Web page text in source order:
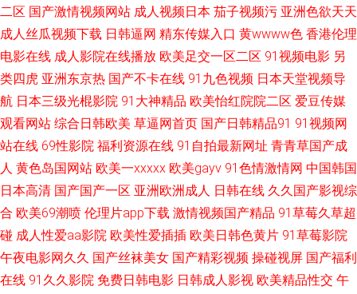
网 99超碰福利在线 欧美性爱网第一页 91久久比比资源色 精东影音av 国产日
韩欧美福利导航 不卡av网 先锋av成人色影院 a在线观看 亚洲αv二区 成人片
在线看 探花在线少妇 91最新视频 欧美成人超踫AⅤ 91麻豆竹菊国产精品一级
资源福利91 亚洲精品无码二区三区 国产日韩欧美福利导航 伊人青青 岛国三
级网站在线观看 夜夜女人国产精品 传媒视频高清一区传媒 四虎一线 91在线
国产视频观看免费 日韩国产av茶a 91污免费 欧美成人网视频在线 91巨乳黑
二区 国产激情视频网站 成人视频日本 茄子视频污 亚洲色欲天天
成人丝瓜视频下载 日韩逼网 精东传媒入口 黄wwww色 香港伦理
电影在线 成人影院在线播放 欧美足交一区二区 91视频电影 另
类四虎 亚洲东京热 国产不卡在线 91九色视频 日本天堂视频导
航 日本三级光棍影院 91大神精品 欧美怡红院院二区 爱豆传媒
观看网站 综合日韩欧美 草逼网首页 国产日韩精品91 91视频网
站在线 69性影院 福利资源在线 91自拍最新网址 青青草国产成
人 黄色岛国网站 欧美一xxxxx 欧美gayv 91色情激情网 中国韩国
日本高清 国产国产一区 亚洲欧洲成人 日韩在线 久久国产影视综
合 欧美69潮喷 伦理片app下载 激情视频国产精品 91草莓久草超
碰 成人性爱aa影院 欧美性爱插插 欧美日韩色黄片 91草莓影院
午夜电影网久久 国产丝袜美女 国产精彩视频 操碰视屏 国产福利
在线 91久久影院 免费日韩电影 日韩成人影视 欧美精品性交 午